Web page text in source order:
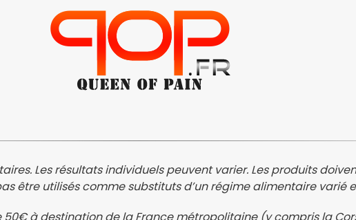
Les résultats individuels peuvent varier. Les produits
être utilisés comme substituts d’un régime alimentaire varié